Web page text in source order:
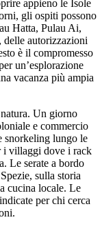
appieno le Isole
gli ospiti possono
Hatta, Pulau Ai,
delle autorizzazioni
è il compromesso
un’esplorazione
vacanza più ampia
Un giorno
e commercio
snorkeling lungo le
i villaggi dove i rack
Le serate a bordo
sulla storia
cucina locale. Le
per chi cerca